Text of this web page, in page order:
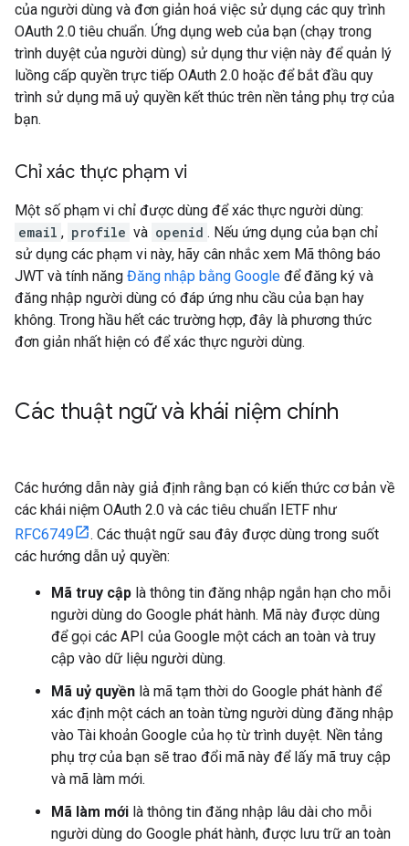
của người dùng và đơn giản hoá việc sử dụng các quy trình
OAuth 2.0 tiêu chuẩn. Ứng dụng web của bạn (chạy trong
trình duyệt của người dùng) sử dụng thư viện này để quản lý
luồng cấp quyền trực tiếp OAuth 2.0 hoặc để bắt đầu quy
trình sử dụng mã uỷ quyền kết thúc trên nền tảng phụ trợ của
bạn.
Chỉ xác thực phạm vi
Một số phạm vi chỉ được dùng để xác thực người dùng:
email , profile và openid . Nếu ứng dụng của bạn chỉ
sử dụng các phạm vi này, hãy cân nhắc xem Mã thông báo
JWT và tính năng Đăng nhập bằng Google để đăng ký và
đăng nhập người dùng có đáp ứng nhu cầu của bạn hay
không. Trong hầu hết các trường hợp, đây là phương thức
đơn giản nhất hiện có để xác thực người dùng.
Các thuật ngữ và khái niệm chính
Các hướng dẫn này giả định rằng bạn có kiến thức cơ bản về
các khái niệm OAuth 2.0 và các tiêu chuẩn IETF như
RFC6749
. Các thuật ngữ sau đây được dùng trong suốt
các hướng dẫn uỷ quyền:
Mã truy cập là thông tin đăng nhập ngắn hạn cho mỗi
người dùng do Google phát hành. Mã này được dùng
để gọi các API của Google một cách an toàn và truy
cập vào dữ liệu người dùng.
Mã uỷ quyền là mã tạm thời do Google phát hành để
xác định một cách an toàn từng người dùng đăng nhập
vào Tài khoản Google của họ từ trình duyệt. Nền tảng
phụ trợ của bạn sẽ trao đổi mã này để lấy mã truy cập
và mã làm mới.
Mã làm mới là thông tin đăng nhập lâu dài cho mỗi
người dùng do Google phát hành, được lưu trữ an toàn